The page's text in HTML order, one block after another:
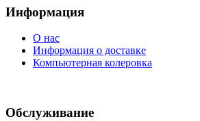
Информация
О нас
Информация о доставке
Компьютерная колеровка
Обслуживание